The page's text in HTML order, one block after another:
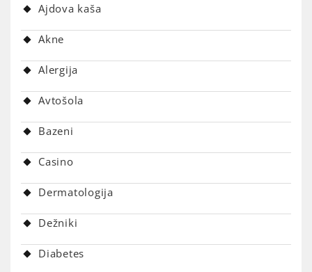
Ajdova kaša
Akne
Alergija
Avtošola
Bazeni
Casino
Dermatologija
Dežniki
Diabetes